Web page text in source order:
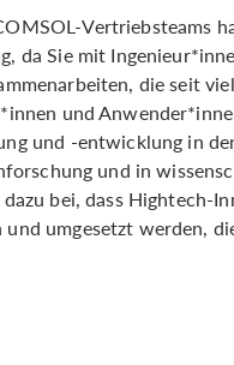
Vertriebsteams
da Sie mit
die seit
und
und -entwicklung in
und in
bei, dass Hightech-
umgesetzt werden,